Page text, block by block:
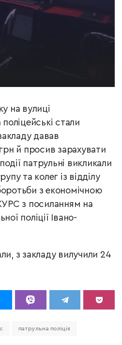
на вулиці
стали
давав
й просив зарахувати
патрульні викликали
та колег із відділу
з економічною
з посиланням на
поліції Івано-
з закладу вилучили 24
патрульна поліція